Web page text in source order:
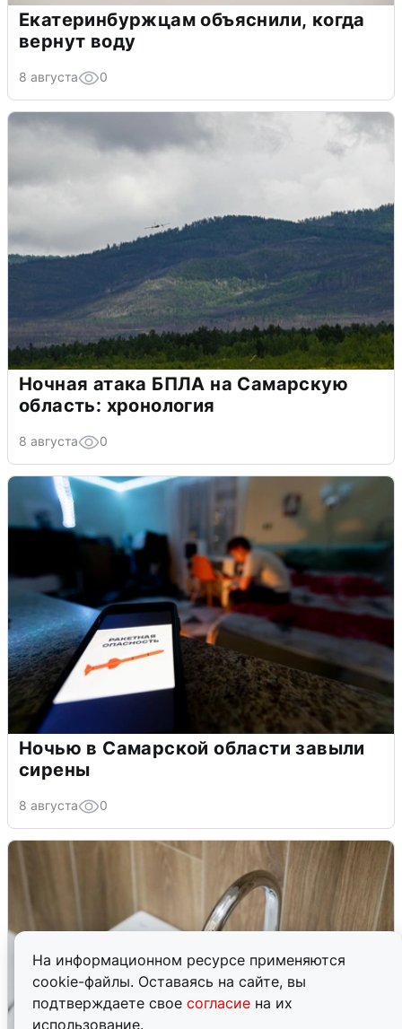
На информационном ресурсе применяются
cookie-файлы. Оставаясь на сайте, вы
подтверждаете свое согласие на их
использование.
Екатеринбуржцам объяснили, когда
вернут воду
8 августа 0
Ночная атака БПЛА на Самарскую
область: хронология
8 августа 0
Ночью в Самарской области завыли
сирены
8 августа 0